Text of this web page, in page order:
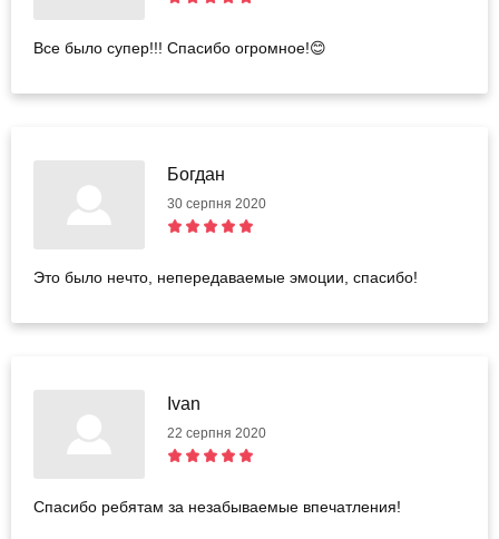
Все было супер!!! Спасибо огромное!😊
Богдан
30 серпня 2020
Это было нечто, непередаваемые эмоции, спасибо!
Ivan
22 серпня 2020
Спасибо ребятам за незабываемые впечатления!